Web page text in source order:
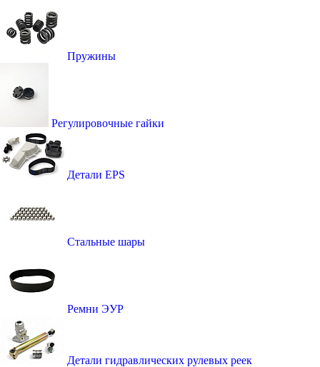
Пружины
Регулировочные гайки
Детали EPS
Стальные шары
Ремни ЭУР
Детали гидравлических рулевых реек